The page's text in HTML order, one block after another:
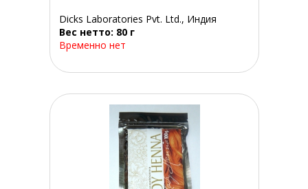
Dicks Laboratories Pvt. Ltd., Индия
Вес нетто: 80 г
Временно нет